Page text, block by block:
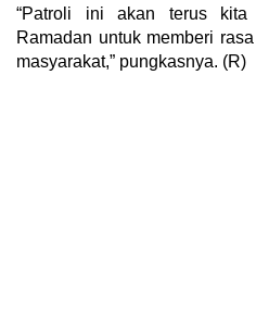
“Patroli ini akan terus kita
Ramadan untuk memberi
masyarakat,” pungkasnya. (R)